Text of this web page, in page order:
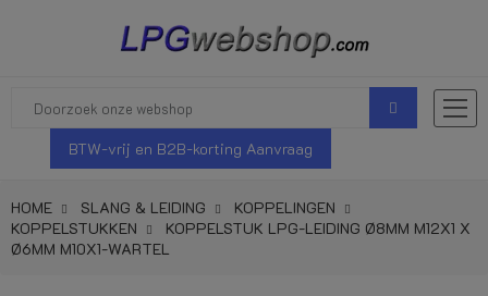
BTW-vrij en B2B-korting Aanvraag
HOME SLANG & LEIDING
KOPPELINGEN
KOPPELSTUKKEN
KOPPELSTUK LPG-LEIDING Ø8MM M12X1 X
Ø6MM M10X1-WARTEL